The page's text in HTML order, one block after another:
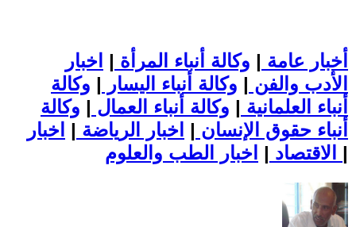
أخبار عامة | وكالة أنباء المرأة | اخبار
الأدب والفن | وكالة أنباء اليسار | وكالة
أنباء العلمانية | وكالة أنباء العمال | وكالة
أنباء حقوق الإنسان | اخبار الرياضة | اخبار
الاقتصاد | |